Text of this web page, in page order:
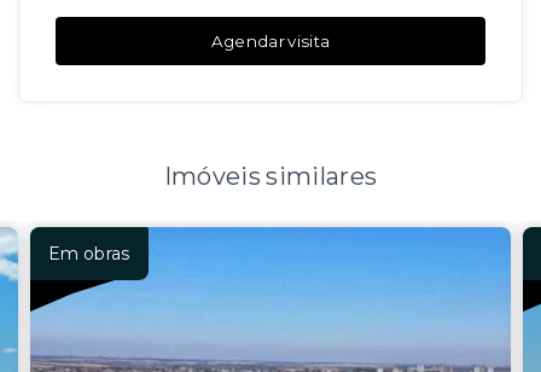
Agendar visita
Imóveis similares
Em obras